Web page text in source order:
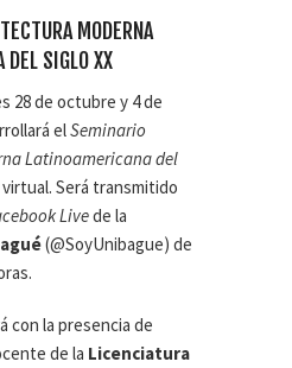
MODERNA
DEL SIGLO XX
28 de octubre y 4 de
elSeminario
Latinoamericana del
Será transmitido
Livede la
(@SoyUnibague) de
con la presencia de
de la Licenciatura